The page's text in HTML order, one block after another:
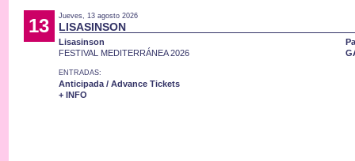
13 Jueves, 13 agosto 2026
LISASINSON
Lisasinson
FESTIVAL MEDITERRÁNEA 2026
ENTRADAS:
Anticipada / Advance Tickets
+ INFO